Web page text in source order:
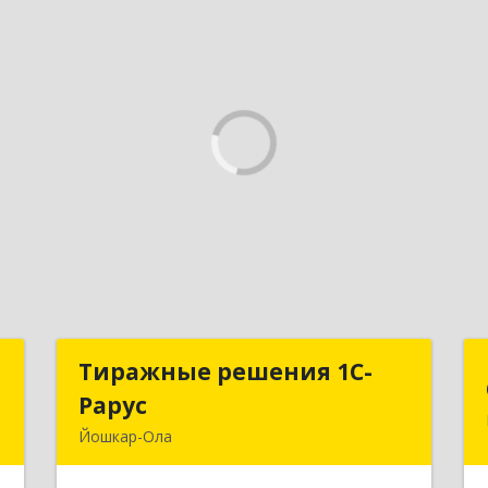
Тиражные решения 1С-
Рарус
Йошкар-Ола
Тиражные решения 1С-